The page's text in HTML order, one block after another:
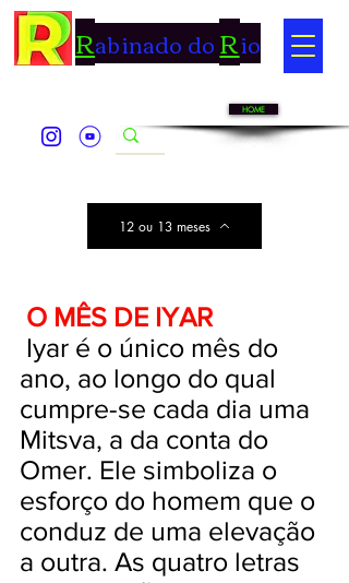
Rabinado doRio
HOME
12 ou 13 meses
O MÊS DE IYAR
Iyar é o único mês do
ano, ao longo do qual
cumpre-se cada dia uma
Mitsva, a da conta do
Omer. Ele simboliza o
esforço do homem que o
conduz de uma elevação
a outra. As quatro letras